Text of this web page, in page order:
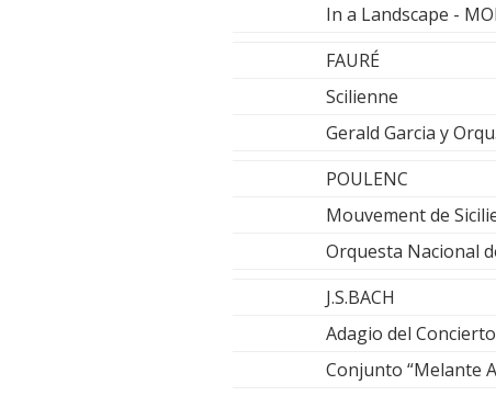
In a Landscape -
FAURÉ
Scilienne
Gerald Garcia y
POULENC
Mouvement de
Orquesta Nacional
J.S.BACH
Adagio del
Conjunto “Melante